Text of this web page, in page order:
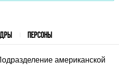
ПЕРСОНЫ
американской